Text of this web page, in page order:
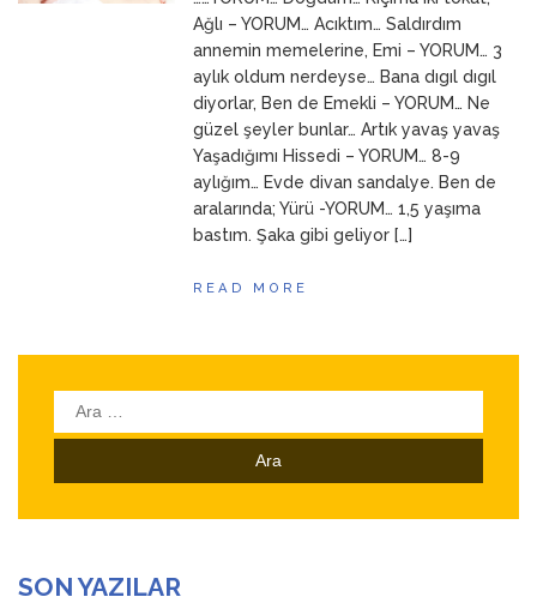
ANNEMAğlı – YORUM… Acıktım… Saldırdım
annemin memelerine, Emi – YORUM… 3
aylık oldum nerdeyse… Bana dıgıl dıgıl
diyorlar, Ben de Emekli – YORUM… Ne
güzel şeyler bunlar… Artık yavaş yavaş
Yaşadığımı Hissedi – YORUM… 8-9
aylığım… Evde divan sandalye. Ben de
aralarında; Yürü -YORUM… 1,5 yaşıma
bastım. Şaka gibi geliyor […]
READ MORE
Arama:
SON YAZILAR